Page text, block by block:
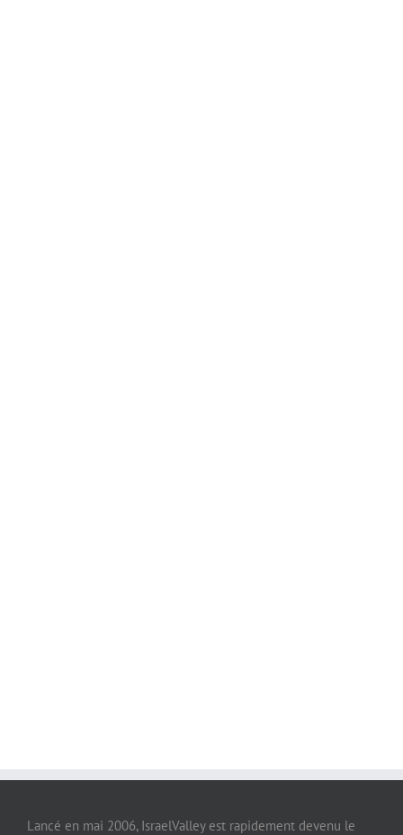
Lancé en mai 2006, IsraelValley est rapidement devenu le